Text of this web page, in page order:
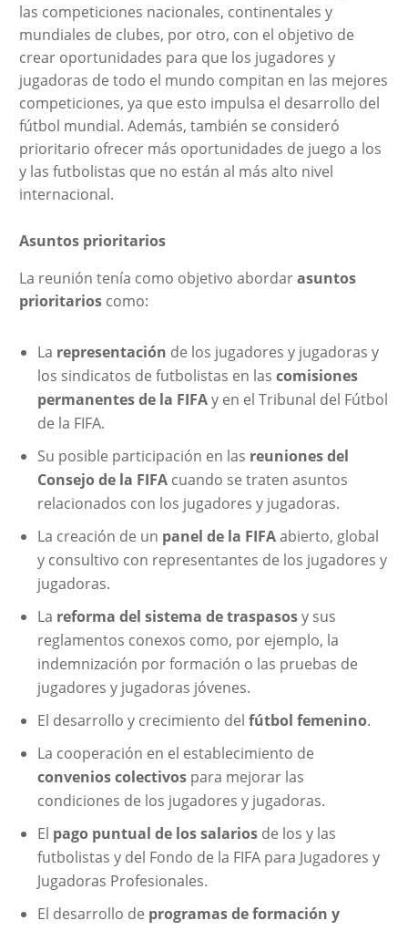
las competiciones nacionales, continentales y
mundiales de clubes, por otro, con el objetivo de
crear oportunidades para que los jugadores y
jugadoras de todo el mundo compitan en las mejores
competiciones, ya que esto impulsa el desarrollo del
fútbol mundial. Además, también se consideró
prioritario ofrecer más oportunidades de juego a los
y las futbolistas que no están al más alto nivel
internacional.
Asuntos prioritarios
La reunión tenía como objetivo abordarasuntos
prioritarioscomo:
La representación de los jugadores y jugadoras y
los sindicatos de futbolistas en las comisiones
permanentes de la FIFAy en el Tribunal del Fútbol
de la FIFA.
Su posible participación en las reuniones del
Consejo de la FIFA cuando se traten asuntos
relacionados con los jugadores y jugadoras.
La creación de un panel de la FIFAabierto, global
y consultivo con representantes de los jugadores y
jugadoras.
La reforma del sistema de traspasosy sus
reglamentos conexos como, por ejemplo, la
indemnización por formación o las pruebas de
jugadores y jugadoras jóvenes.
El desarrollo y crecimiento del fútbol femenino.
La cooperación en el establecimiento de
convenios colectivospara mejorar las
condiciones de los jugadores y jugadoras.
El pago puntual de los salariosde los y las
futbolistas y del Fondo de la FIFA para Jugadores y
Jugadoras Profesionales.
El desarrollo de programas de formación y